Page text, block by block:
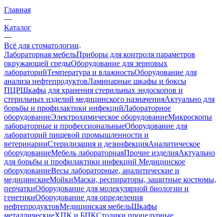
Главная
—
Каталог
—
Всё для стоматологии
Лабораторная мебельПриборы для контроля параметров
окружающей средыОборудование для зерновых
лабораторийТемпература и влажностьОборудование для
анализа нефтепродуктовЛаминарные шкафы и боксы
ПЦРШкафы для хранения стерильных эндоскопов и
стерильных изделий медицинского назначенияАктуально для
борьбы и профилактики инфекцийЛабораторное
оборудованиеЭлектрохимическое оборудованиеМикроскопы
лабораторные и профессиональныеОборудование для
лабораторий пищевой промышленности и
ветеринарииСтерилизация и дезинфекцияАналитическое
оборудованиеМебель лабораторнаяПрочие изделияАктуально
для борьбы и профилактики инфекций Медицинское
оборудованиеВесы лабораторные, аналитические и
медицинскиеМойкиМаски, респираторы, защитные костюмы,
перчаткиОборудование для молекулярной биологии и
генетикиОборудование для определения
нефтепродуктовМедицинская мебельШкафы
металлическиеХПК и БПКСтолики процедурные,